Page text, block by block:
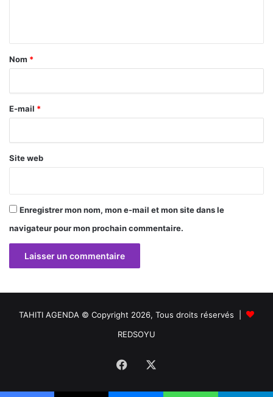
a
r
e
Nom *
E-mail *
Site web
Enregistrer mon nom, mon e-mail et mon site dans le
navigateur pour mon prochain commentaire.
TAHITI AGENDA © Copyright 2026, Tous droits réservés |
REDSOYU
Facebook